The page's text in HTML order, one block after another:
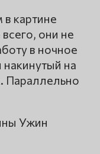
картине
они не
в ночное
на
Параллельно